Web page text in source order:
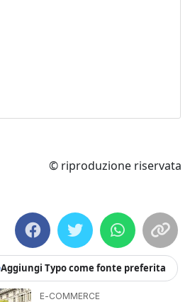
© riproduzione riservata
Aggiungi Typo come fonte preferita
E-COMMERCE